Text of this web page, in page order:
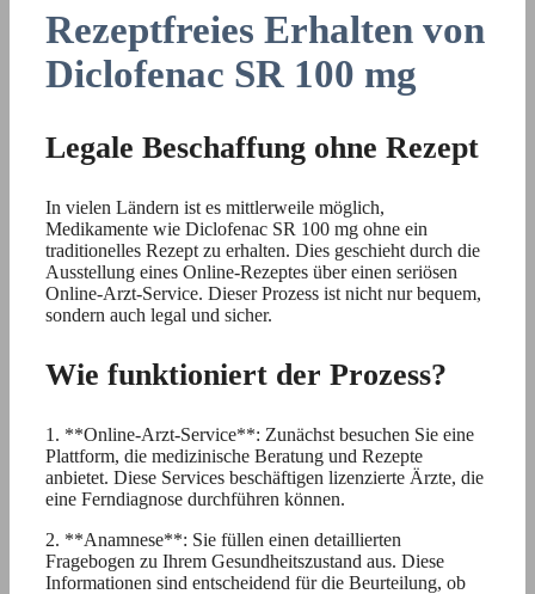
Rezeptfreies Erhalten von
Diclofenac SR 100 mg
Legale Beschaffung ohne Rezept
In vielen Ländern ist es mittlerweile möglich,
Medikamente wie Diclofenac SR 100 mg ohne ein
traditionelles Rezept zu erhalten. Dies geschieht durch die
Ausstellung eines Online-Rezeptes über einen seriösen
Online-Arzt-Service. Dieser Prozess ist nicht nur bequem,
sondern auch legal und sicher.
Wie funktioniert der Prozess?
1. **Online-Arzt-Service**: Zunächst besuchen Sie eine
Plattform, die medizinische Beratung und Rezepte
anbietet. Diese Services beschäftigen lizenzierte Ärzte, die
eine Ferndiagnose durchführen können.
2. **Anamnese**: Sie füllen einen detaillierten
Fragebogen zu Ihrem Gesundheitszustand aus. Diese
Informationen sind entscheidend für die Beurteilung, ob